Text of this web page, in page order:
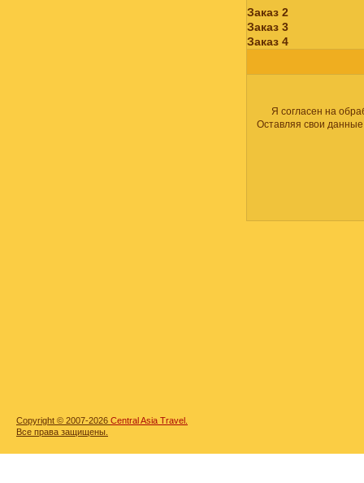
Заказ 2
Заказ 3
Заказ 4
Я согласен на
Оставляя свои
Copyright © 2007-2026 Central Asia Travel.
Все права защищены.